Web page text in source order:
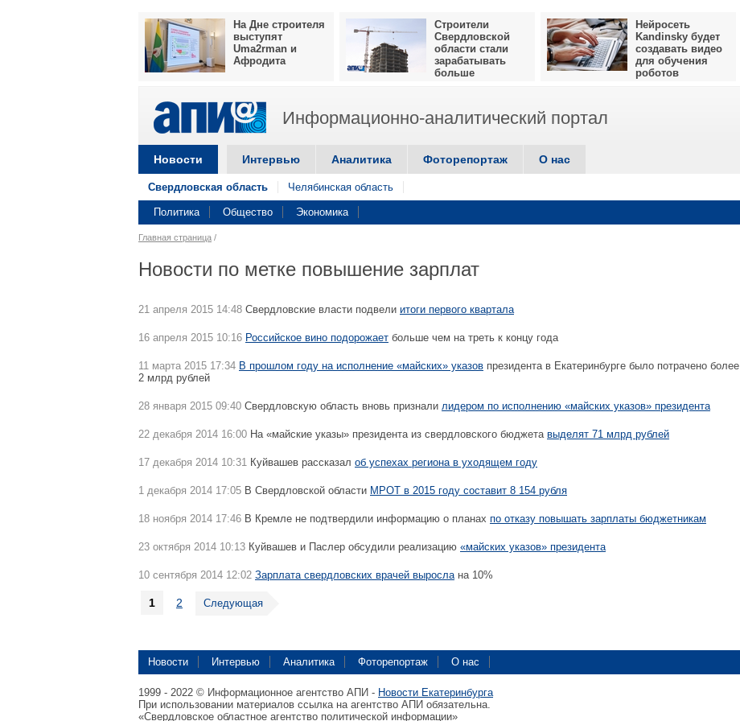
На Дне строителя
выступят
Uma2rman и
Афродита
Строители
Свердловской
области стали
зарабатывать
больше
Нейросеть
Kandinsky будет
создавать видео
для обучения
роботов
Информационно-аналитический портал
Новости Интервью Аналитика Фоторепортаж О нас
Свердловская область Челябинская область
Политика Общество Экономика
Главная страница /
Новости по метке повышение зарплат
21 апреля 2015 14:48 Свердловские власти подвели итоги первого квартала
16 апреля 2015 10:16 Российское вино подорожает больше чем на треть к концу года
11 марта 2015 17:34 В прошлом году на исполнение «майских» указов президента в Екатеринбурге было потрачено более
2 млрд рублей
28 января 2015 09:40 Свердловскую область вновь признали лидером по исполнению «майских указов» президента
22 декабря 2014 16:00 На «майские указы» президента из свердловского бюджета выделят 71 млрд рублей
17 декабря 2014 10:31 Куйвашев рассказал об успехах региона в уходящем году
1 декабря 2014 17:05 В Свердловской области МРОТ в 2015 году составит 8 154 рубля
18 ноября 2014 17:46 В Кремле не подтвердили информацию о планах по отказу повышать зарплаты бюджетникам
23 октября 2014 10:13 Куйвашев и Паслер обсудили реализацию «майских указов» президента
10 сентября 2014 12:02 Зарплата свердловских врачей вырослана 10%
1 2 Следующая
Новости Интервью Аналитика Фоторепортаж О нас
1999 - 2022 © Информационное агентство АПИ - Новости Екатеринбурга
При использовании материалов ссылка на агентство АПИ обязательна.
«Свердловское областное агентство политической информации»